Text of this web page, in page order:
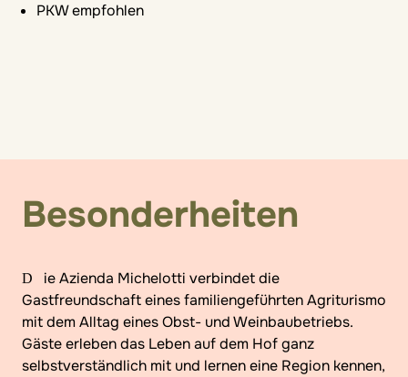
PKW empfohlen
Besonderheiten
Die Azienda Michelotti verbindet die
Gastfreundschaft eines familiengeführten Agriturismo
mit dem Alltag eines Obst- und Weinbaubetriebs.
Gäste erleben das Leben auf dem Hof ganz
selbstverständlich mit und lernen eine Region kennen,